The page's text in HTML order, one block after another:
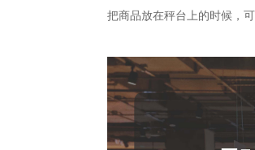
把商品放在秤台上的时候，